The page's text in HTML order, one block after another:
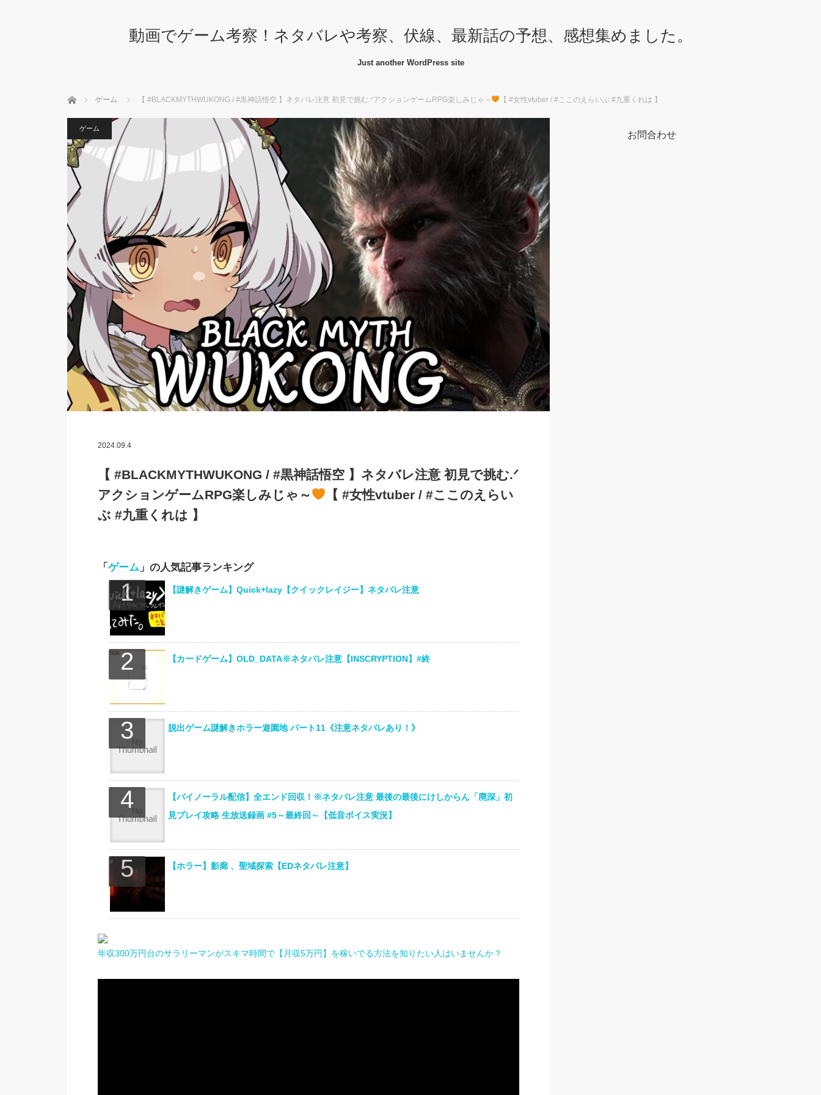
動画でゲーム考察！ネタバレや考察、伏線、最新話の予想、感想集めました。
Just another WordPress site
ホーム ゲーム 【 #BLACKMYTHWUKONG / #黒神話悟空 】ネタバレ注意 初見で挑む.ᐟアクションゲームRPG楽しみじゃ～ 【 #女性vtuber / #ここのえらいぶ #九重くれは 】
ゲーム
2024.09.4
【 #BLACKMYTHWUKONG / #黒神話悟空 】ネタバレ注意 初見で挑む.ᐟ
アクションゲームRPG楽しみじゃ～
【 #女性vtuber / #ここのえらい
ぶ #九重くれは 】
「 ゲーム」の人気記事ランキング
【謎解きゲーム】Quick+lazy【クイックレイジー】ネタバレ注意
【カードゲーム】OLD_DATA※ネタバレ注意【INSCRYPTION】#終
脱出ゲーム謎解きホラー遊園地 パート11《注意ネタバレあり！》
【バイノーラル配信】全エンド回収！※ネタバレ注意 最後の最後にけしからん「廃深」初
見プレイ攻略 生放送録画 #5～最終回～【低音ボイス実況】
【ホラー】影廊 、聖域探索【EDネタバレ注意】
年収300万円台のサラリーマンがスキマ時間で【月収5万円】を稼いでる方法を知りたい人はいませんか？
お問合わせ